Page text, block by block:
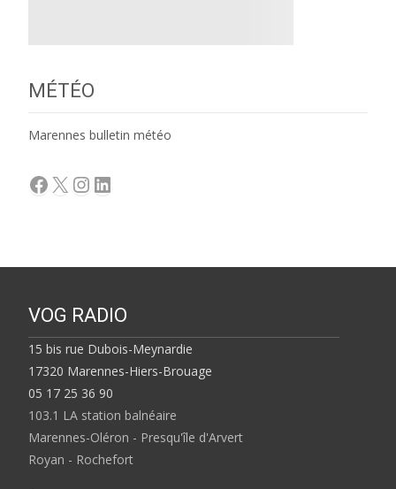
MÉTÉO
Marennes bulletin météo
Facebook
X Instagram
LinkedIn
VOG RADIO
15 bis rue Dubois-Meynardie
17320 Marennes-Hiers-Brouage
05 17 25 36 90
103.1 LA station balnéaire
Marennes-Oléron - Presqu'île d'Arvert
Royan - Rochefort